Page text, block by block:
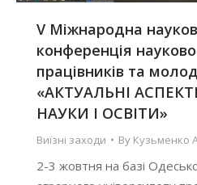
V Міжнародна
конференція
працівників та
«АКТУАЛЬНІ
НАУКИ І ОСВІТИ»
Виїзні заходи By Кузьменко
2-3 жовтня на базі